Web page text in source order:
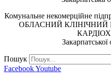
Комунальне некомерційне
ОБЛАСНИЙ КЛІНІЧНИЙ
Закарпатської
Пошук
FacebookYoutube